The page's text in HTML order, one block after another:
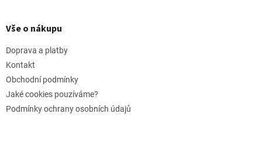
pVše o nákupu
Doprava a platby
Kontakt
Obchodní podmínky
Jaké cookies pouzíváme?
Podmínky ochrany osobních údajů